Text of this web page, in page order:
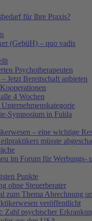
für Ihre Praxis?
(GebüH) – quo vadis
Psychotherapeuten
Jetzt Bereitschaft anbieten
4 Wochen
Symposium in Fulda
– eine wichtige
müsste
im Forum für Werbungs-
Punkte
ohne Steuerberater
zum Thema Abrechnung
veröffentlicht
Zahl psychischer